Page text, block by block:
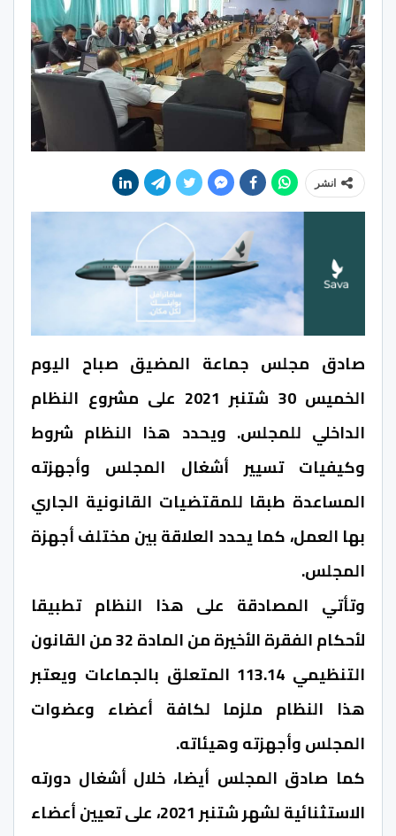
انشر
صادق مجلس جماعة المضيق صباح اليوم
الخميس 30 شتنبر 2021 على مشروع النظام
الداخلي للمجلس. ويحدد هذا النظام شروط
وكيفيات تسيير أشغال المجلس وأجهزته
المساعدة طبقا للمقتضيات القانونية الجاري
بها العمل، كما يحدد العلاقة بين مختلف أجهزة
المجلس.
وتأتي المصادقة على هذا النظام تطبيقا
لأحكام الفقرة الأخيرة من المادة 32 من القانون
التنظيمي 113.14 المتعلق بالجماعات ويعتبر
هذا النظام ملزما لكافة أعضاء وعضوات
المجلس وأجهزته وهيئاته.
كما صادق المجلس أيضا، خلال أشغال دورته
الاستثنائية لشهر شتنبر 2021، على تعيين أعضاء